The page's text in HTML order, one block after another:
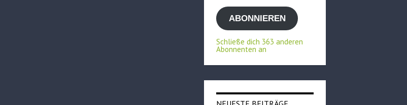
Mail-
AdresseABONNIEREN
Schließe dich 363 anderen
Abonnenten an